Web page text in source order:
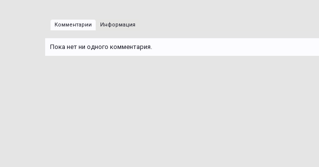
Комментарии Информация
Пока нет ни одного комментария.